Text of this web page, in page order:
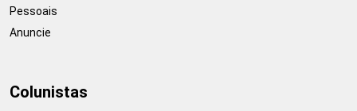
Pessoais
Anuncie
Colunistas